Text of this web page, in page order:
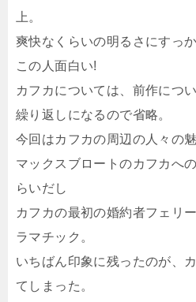
上。
爽快なくらいの明るさにすっ
この人面白い!
カフカについては、前作につ
繰り返しになるので省略。
今回はカフカの周辺の人々の
マックスブロートのカフカへ
らいだし
カフカの最初の婚約者フェリ
ラマチック。
いちばん印象に残ったのが、
てしまった。